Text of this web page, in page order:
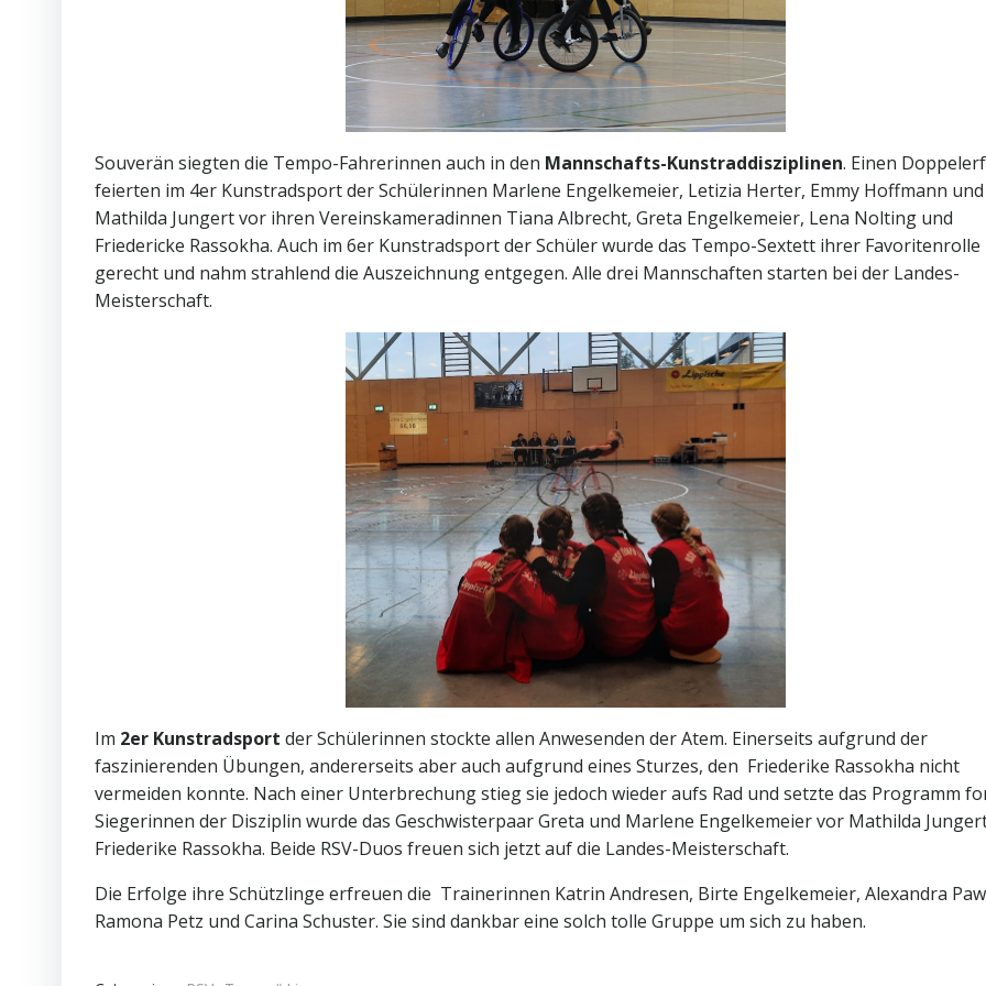
Souverän siegten die Tempo-Fahrerinnen auch in den Mannschafts-Kunstraddisziplinen. Einen
feierten im 4er Kunstradsport der Schülerinnen Marlene Engelkemeier, Letizia Herter, Emmy Hoffmann und
Mathilda Jungert vor ihren Vereinskameradinnen Tiana Albrecht, Greta Engelkemeier, Lena Nolting und
Friedericke Rassokha. Auch im 6er Kunstradsport der Schüler wurde das Tempo-Sextett ihrer Favoritenrolle
gerecht und nahm strahlend die Auszeichnung entgegen. Alle drei Mannschaften starten bei der Landes-
Meisterschaft.
Im 2er Kunstradsport der Schülerinnen stockte allen Anwesenden der Atem. Einerseits aufgrund der
faszinierenden Übungen, andererseits aber auch aufgrund eines Sturzes, den Friederike Rassokha nicht
vermeiden konnte. Nach einer Unterbrechung stieg sie jedoch wieder aufs Rad und setzte das Programm
Siegerinnen der Disziplin wurde das Geschwisterpaar Greta und Marlene Engelkemeier vor Mathilda
Friederike Rassokha. Beide RSV-Duos freuen sich jetzt auf die Landes-Meisterschaft.
Die Erfolge ihre Schützlinge erfreuen die Trainerinnen Katrin Andresen, Birte Engelkemeier, Alexandra
Ramona Petz und Carina Schuster. Sie sind dankbar eine solch tolle Gruppe um sich zu haben.